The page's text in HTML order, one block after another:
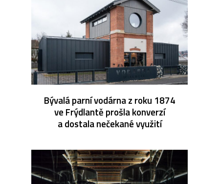
Bývalá parní vodárna z roku 1874
ve Frýdlantě prošla konverzí
a dostala nečekané využití